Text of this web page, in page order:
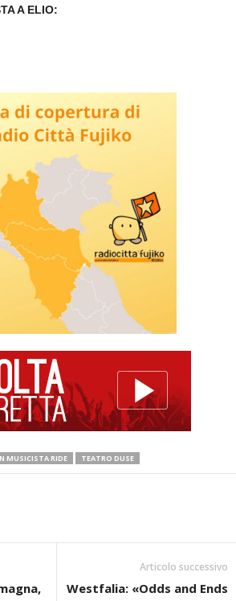
A ELIO:
MUSICISTA RIDE TEATRO DUSE
Articolo successivo
Westfalia: «Odds and Ends